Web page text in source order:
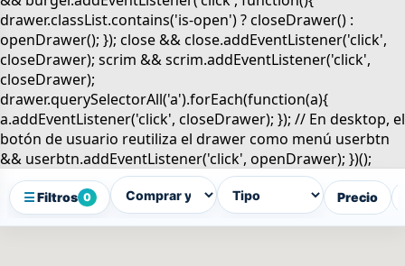
☰Filtros 0 Precio